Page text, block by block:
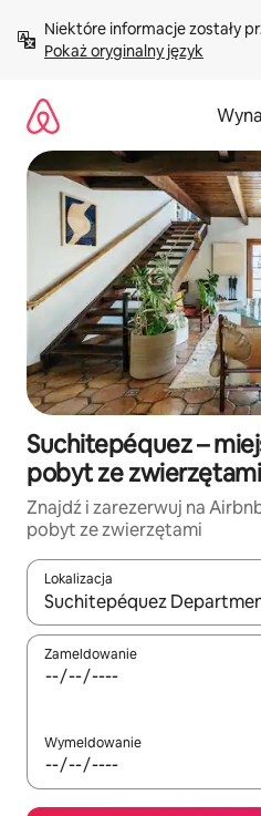
treści Pokaż oryginalny język
Suchitepéquez –
pobyt ze zwierzętami
Znajdź i zarezerwuj na
pobyt ze zwierzętami
Lokalizacja
Gdy wyniki będą dostępne,
Zameldowanie
Wymeldowanie